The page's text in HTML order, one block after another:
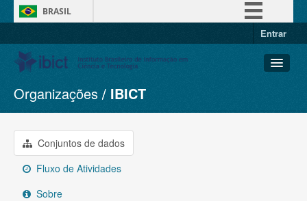
BRASIL
Entrar
Conjuntos de dados
Organizações
Grupos
Sobre
Organizações IBICT
Conjuntos de dados
Fluxo de Atividades
Sobre